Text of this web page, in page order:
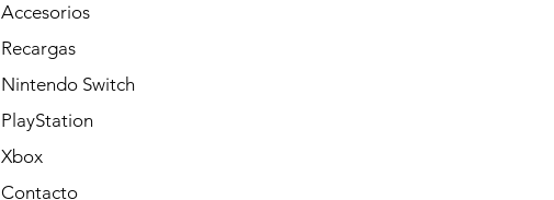
Accesorios
Recargas
Nintendo Switch
PlayStation
Xbox
Contacto